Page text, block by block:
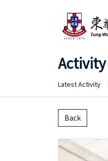
Activity
Latest Activity
Back